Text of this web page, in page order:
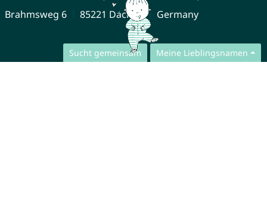
Sucht gemeinsam Meine Lieblingsnamen
Brahmsweg 6
85221 Dachau Germany